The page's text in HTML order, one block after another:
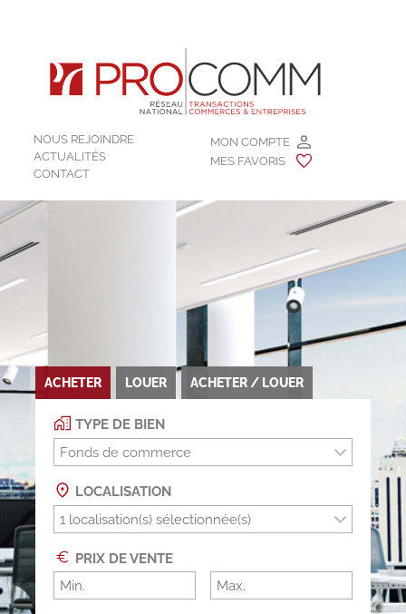
MON COMPTE
MES FAVORIS
NOUS REJOINDRE
ACTUALITÉS
CONTACT
ACHETER LOUER ACHETER / LOUER
TYPE DE BIEN
Fonds de commerce
LOCALISATION
PRIX DE VENTE